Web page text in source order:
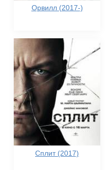
Орвилл (2017-)
Сплит (2017)